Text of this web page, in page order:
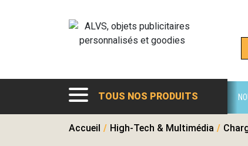
TOUS NOS PRODUITS
Accueil / High-Tech & Multimédia /